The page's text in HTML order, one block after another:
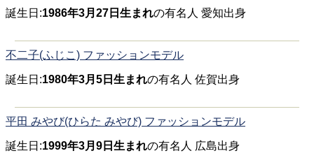
誕生日:1986年3月27日生まれの有名人 愛知出身
不二子(ふじこ) ファッションモデル
誕生日:1980年3月5日生まれの有名人 佐賀出身
平田 みやび(ひらた みやび) ファッションモデル
誕生日:1999年3月9日生まれの有名人 広島出身